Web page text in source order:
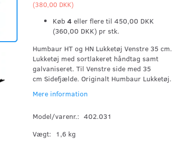
(380,00 DKK)
Køb4 eller flere til450,00 DKK
(360,00 DKK) pr stk.
Humbaur HT og HN Lukketøj Venstre 35 cm.
Lukketøj med sortlakeret håndtag samt
galvaniseret. Til Venstre side med 35
cm Sidefjælde. Originalt Humbaur Lukketøj.
Mere information
Model/varenr.: 402.031
Vægt:
1,6 kg